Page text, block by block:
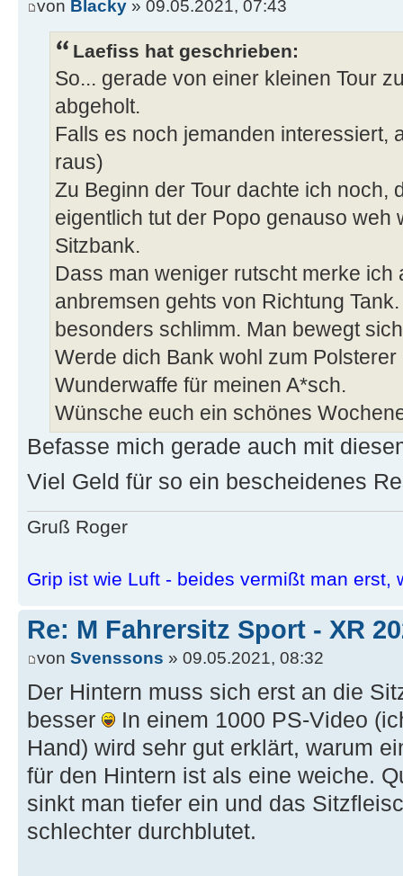
von Blacky » 09.05.2021, 07:43
Laefiss hat geschrieben:
So... gerade von einer kleinen Tour
abgeholt.
Falls es noch jemanden interessiert,
raus)
Zu Beginn der Tour dachte ich noch,
eigentlich tut der Popo genauso weh
Sitzbank.
Dass man weniger rutscht merke
anbremsen gehts von Richtung
besonders schlimm. Man bewegt
Werde dich Bank wohl zum
Wunderwaffe für meinen A*sch.
Wünsche euch ein schönes
Befasse mich gerade auch mit
Viel Geld für so ein bescheidenes
Gruß Roger
Grip ist wie Luft - beides vermißt man erst,
Re: M Fahrersitz Sport - XR
von Svenssons » 09.05.2021, 08:32
Der Hintern muss sich erst an die
besser
In einem 1000 PS-Video
Hand) wird sehr gut erklärt, warum
für den Hintern ist als eine weiche.
sinkt man tiefer ein und das
schlechter durchblutet.